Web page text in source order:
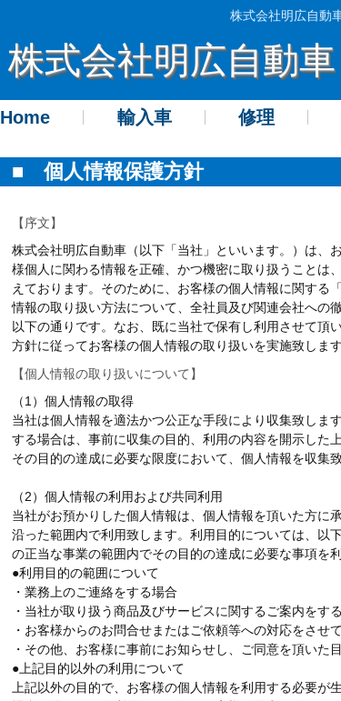
株式会社明広自動車
株式会社明広自動
Home 輸入車 修理
■ 個人情報保護方針
【序文】
株式会社明広自動車（以下「当社」といいます。）は、
様個人に関わる情報を正確、かつ機密に取り扱うことは
えております。そのために、お客様の個人情報に関する
情報の取り扱い方法について、全社員及び関連会社への
以下の通りです。なお、既に当社で保有し利用させて頂
方針に従ってお客様の個人情報の取り扱いを実施致します
【個人情報の取り扱いについて】
（1）個人情報の取得
当社は個人情報を適法かつ公正な手段により収集致しま
する場合は、事前に収集の目的、利用の内容を開示した
その目的の達成に必要な限度において、個人情報を収集致
（2）個人情報の利用および共同利用
当社がお預かりした個人情報は、個人情報を頂いた方に
沿った範囲内で利用致します。利用目的については、以
の正当な事業の範囲内でその目的の達成に必要な事項を
●利用目的の範囲について
・業務上のご連絡をする場合
・当社が取り扱う商品及びサービスに関するご案内をす
・お客様からのお問合せまたはご依頼等への対応をさせ
・その他、お客様に事前にお知らせし、ご同意を頂いた
●上記目的以外の利用について
上記以外の目的で、お客様の個人情報を利用する必要が